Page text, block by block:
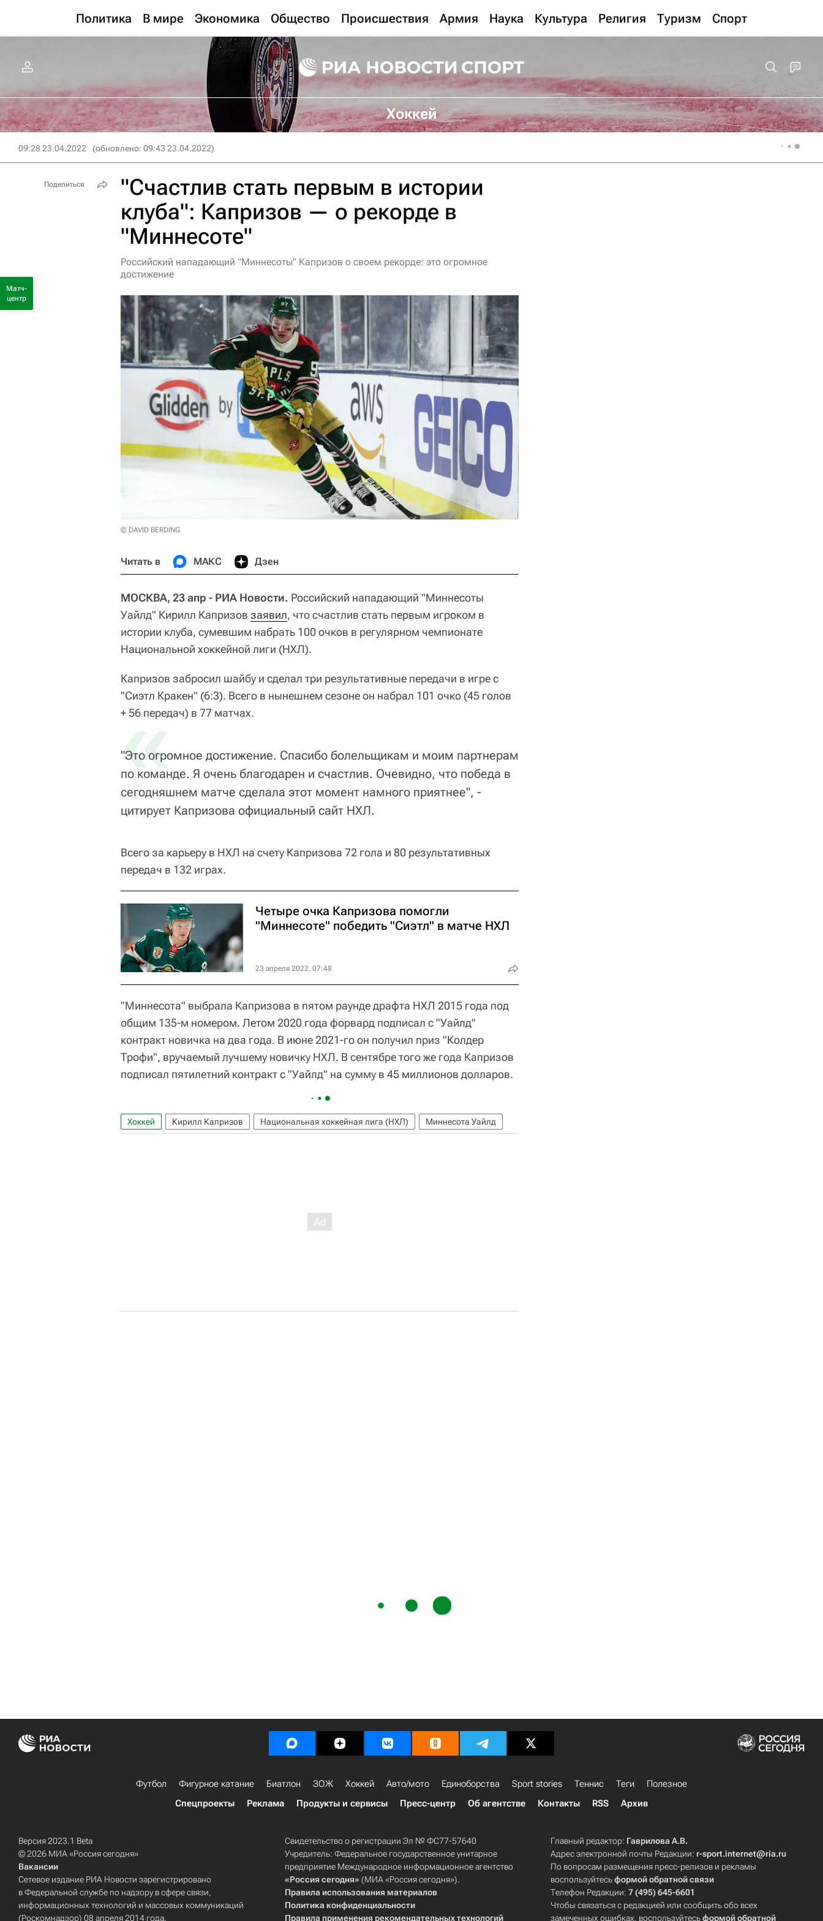
Политика В мире Экономика Общество Происшествия Армия Наука Культура Религия Туризм Спорт
Хоккей
09:28 23.04.2022 (обновлено: 09:43 23.04.2022)
"Счастлив стать первым в истории
клуба": Капризов — о рекорде в
"Миннесоте"
Российский нападающий "Миннесоты" Капризов о своем рекорде: это огромное
достижение
© DAVID BERDING
Читать в МАКС Дзен
МОСКВА, 23 апр - РИА Новости. Российский нападающий "Миннесоты
Уайлд" Кирилл Капризов заявил, что счастлив стать первым игроком в
истории клуба, сумевшим набрать 100 очков в регулярном чемпионате
Национальной хоккейной лиги (НХЛ).
Капризов забросил шайбу и сделал три результативные передачи в игре с
"Сиэтл Кракен" (6:3). Всего в нынешнем сезоне он набрал 101 очко (45 голов
+ 56 передач) в 77 матчах.
«
"Это огромное достижение. Спасибо болельщикам и моим партнерам
по команде. Я очень благодарен и счастлив. Очевидно, что победа в
сегодняшнем матче сделала этот момент намного приятнее", -
цитирует Капризова официальный сайт НХЛ.
Всего за карьеру в НХЛ на счету Капризова 72 гола и 80 результативных
передач в 132 играх.
Четыре очка Капризова помогли
"Миннесоте" победить "Сиэтл" в матче НХЛ
23 апреля 2022, 07:48
"Миннесота" выбрала Капризова в пятом раунде драфта НХЛ 2015 года под
общим 135-м номером. Летом 2020 года форвард подписал с "Уайлд"
контракт новичка на два года. В июне 2021-го он получил приз "Колдер
Трофи", вручаемый лучшему новичку НХЛ. В сентябре того же года Капризов
подписал пятилетний контракт с "Уайлд" на сумму в 45 миллионов долларов.
Хоккей Кирилл Капризов Национальная хоккейная лига (НХЛ) Миннесота Уайлд
Поделиться
Матч-
центр
Футбол Фигурное катание Биатлон ЗОЖ Хоккей Авто/мото Единоборства Sport stories Теннис Теги
Полезное
Спецпроекты
Реклама Продукты и сервисы Пресс-центр Об агентстве Контакты RSS Архив
Версия 2023.1 Beta
© 2026 МИА «Россия сегодня»
Вакансии
Сетевое издание РИА Новости зарегистрировано
в Федеральной службе по надзору в сфере связи,
информационных технологий и массовых коммуникаций
(Роскомнадзор) 08 апреля 2014 года.
Свидетельство о регистрации Эл № ФС77-57640
Учредитель: Федеральное государственное унитарное
предприятие Международное информационное агентство
«Россия сегодня» (МИА «Россия сегодня»).
Правила использования материалов
Политика конфиденциальности
Правила применения рекомендательных технологий
Главный редактор: Гаврилова А.В.
Адрес электронной почты Редакции: r-sport.internet@ria.ru
По вопросам размещения пресс-релизов и рекламы
воспользуйтесьформой обратной связи
Телефон Редакции:7 (495) 645-6601
Чтобы связаться с редакцией или сообщить обо всех
замеченных ошибках, воспользуйтесьформой обратной